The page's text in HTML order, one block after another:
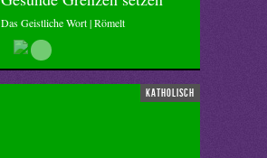
Das Geistliche Wort | Römelt
katholisch